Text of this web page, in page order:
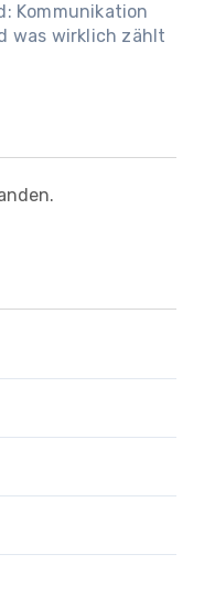
Kommunikation
was wirklich zählt